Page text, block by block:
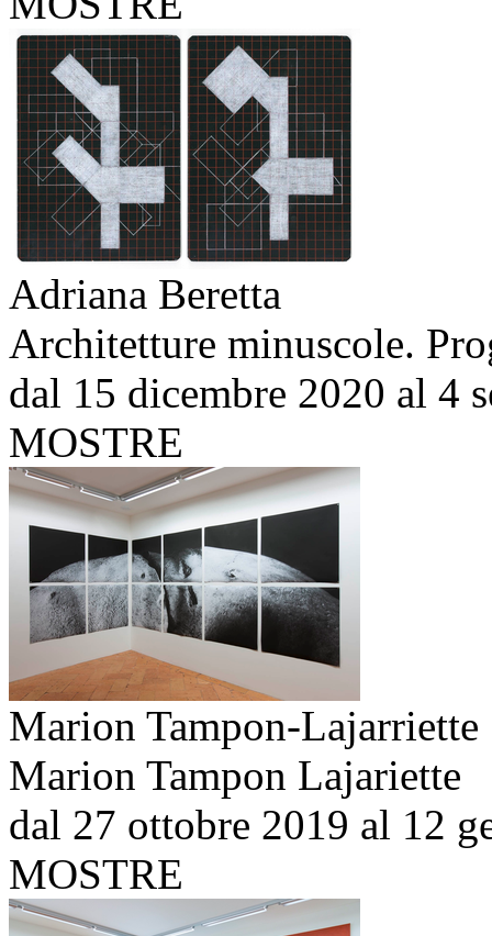
Adriana Beretta
Architetture minuscole.
dal 15 dicembre 2020 al 4
MOSTRE
Marion Tampon-Lajarriette
Marion Tampon Lajariette
dal 27 ottobre 2019 al 12
MOSTRE